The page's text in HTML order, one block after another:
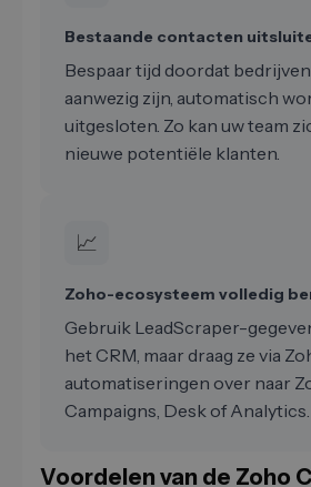
Bestaande contacten
Bespaar tijd doordat
aanwezig zijn, automatisch
uitgesloten. Zo kan uw team
nieuwe potentiële klanten.
📈
Zoho-ecosysteem volledig
Gebruik LeadScraper-
het CRM, maar draag ze via
automatiseringen over naar
Campaigns, Desk of Analytics.
Voordelen van de Zoho